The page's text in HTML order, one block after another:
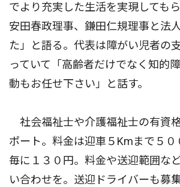
でより充実した生活を実現しても
安田春政理事、鎌田仁規理事と法
た」と語る。代表は障がい児者の
っていて「高齢者だけでなく知的
動もお任せ下さい」と話す。
社会福祉士や介護福祉士の有資
ポート。料金は迎車５Kmまで５
毎に１３０円。料金や送迎範囲な
い合わせを。送迎ドライバーも募集